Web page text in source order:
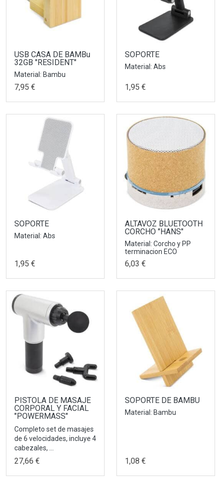
USB CASA DE BAMBu
32GB "RESIDENT"
Material: Bambu
7,95 €
SOPORTE
Material: Abs
1,95 €
SOPORTE
Material: Abs
1,95 €
ALTAVOZ BLUETOOTH
CORCHO "HANS"
Material: Corcho y PP
terminacion ECO
6,03 €
PISTOLA DE MASAJE
CORPORAL Y FACIAL
"POWERMASS"
Completo set de masajes
de 6 velocidades, incluye 4
cabezales, ...
27,66 €
SOPORTE DE BAMBU
Material: Bambu
1,08 €